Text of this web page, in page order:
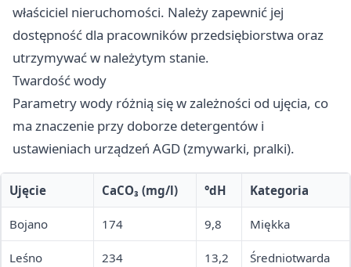
właściciel nieruchomości. Należy zapewnić jej
dostępność dla pracowników przedsiębiorstwa oraz
utrzymywać w należytym stanie.
Twardość wody
Parametry wody różnią się w zależności od ujęcia, co
ma znaczenie przy doborze detergentów i
ustawieniach urządzeń AGD (zmywarki, pralki).
Ujęcie CaCO₃ (mg/l) °dH Kategoria
Bojano 174 9,8 Miękka
Leśno 234 13,2 Średniotwarda